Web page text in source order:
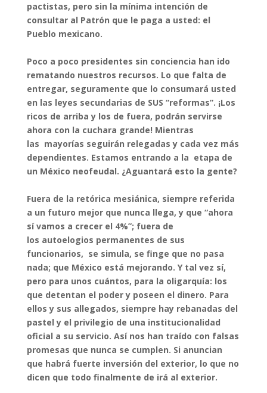
pactistas, pero sin la mínima intención de
consultar al Patrón que le paga a usted: el
Pueblo mexicano.
Poco a poco presidentes sin conciencia han ido
rematando nuestros recursos. Lo que falta de
entregar, seguramente que lo consumará usted
en las leyes secundarias de SUS “reformas”. ¡Los
ricos de arriba y los de fuera, podrán servirse
ahora con la cuchara grande! Mientras
las mayorías seguirán relegadas y cada vez más
dependientes. Estamos entrando a la etapa de
un México neofeudal. ¿Aguantará esto la gente?
Fuera de la retórica mesiánica, siempre referida
a un futuro mejor que nunca llega, y que “ahora
sí vamos a crecer el 4%”; fuera de
los autoelogios permanentes de sus
funcionarios, se simula, se finge que no pasa
nada; que México está mejorando. Y tal vez sí,
pero para unos cuántos, para la oligarquía: los
que detentan el poder y poseen el dinero. Para
ellos y sus allegados, siempre hay rebanadas del
pastel y el privilegio de una institucionalidad
oficial a su servicio. Así nos han traído con falsas
promesas que nunca se cumplen. Si anuncian
que habrá fuerte inversión del exterior, lo que no
dicen que todo finalmente de irá al exterior.